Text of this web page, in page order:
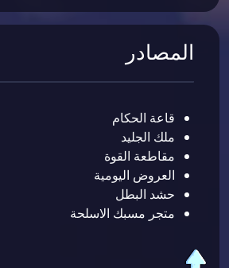
المصادر
قاعة الحكام
ملك الجليد
مقاطعة القوة
العروض اليومية
حشد البطل
متجر مسبك الاسلحة